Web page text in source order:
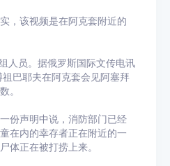
，该视频是在阿克套附近的
人员。据俄罗斯国际文传电讯
巴耶夫在阿克套会见阿塞拜
。
份声明中说，消防部门已经
在内的幸存者正在附近的一
体正在被打捞上来。